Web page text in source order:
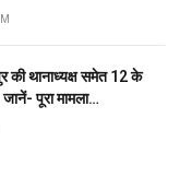
की थानाध्यक्ष समेत 12 के
पूरा मामला…